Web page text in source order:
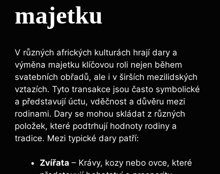
majetku
V různých afrických kulturách hrají dary a
výměna majetku klíčovou roli nejen během
svatebních obřadů, ale i v širších mezilidských
vztazích. Tyto transakce jsou často symbolické
a představují úctu, vděčnost a důvěru mezi
rodinami. Dary se mohou skládat z různých
položek, které podtrhují hodnoty rodiny a
tradice. Mezi typické dary patří:
Zvířata – Krávy, kozy nebo ovce, které